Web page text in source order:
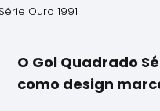
Série Ouro 1991
O Gol Quadrado
como design